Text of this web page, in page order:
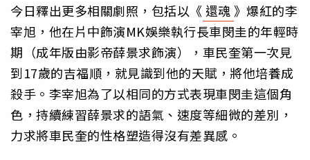
今日釋出更多相關劇照，包括以《 還魂 》爆紅的李
宰旭，他在片中飾演MK娛樂執行長車閔圭的年輕時
期（成年版由影帝薛景求飾演），車民奎第一次見
到17歲的吉福順，就見識到他的天賦，將他培養成
殺手。李宰旭為了以相同的方式表現車閔圭這個角
色，持續練習薛景求的語氣、速度等細微的差別，
力求將車民奎的性格塑造得沒有差異感。